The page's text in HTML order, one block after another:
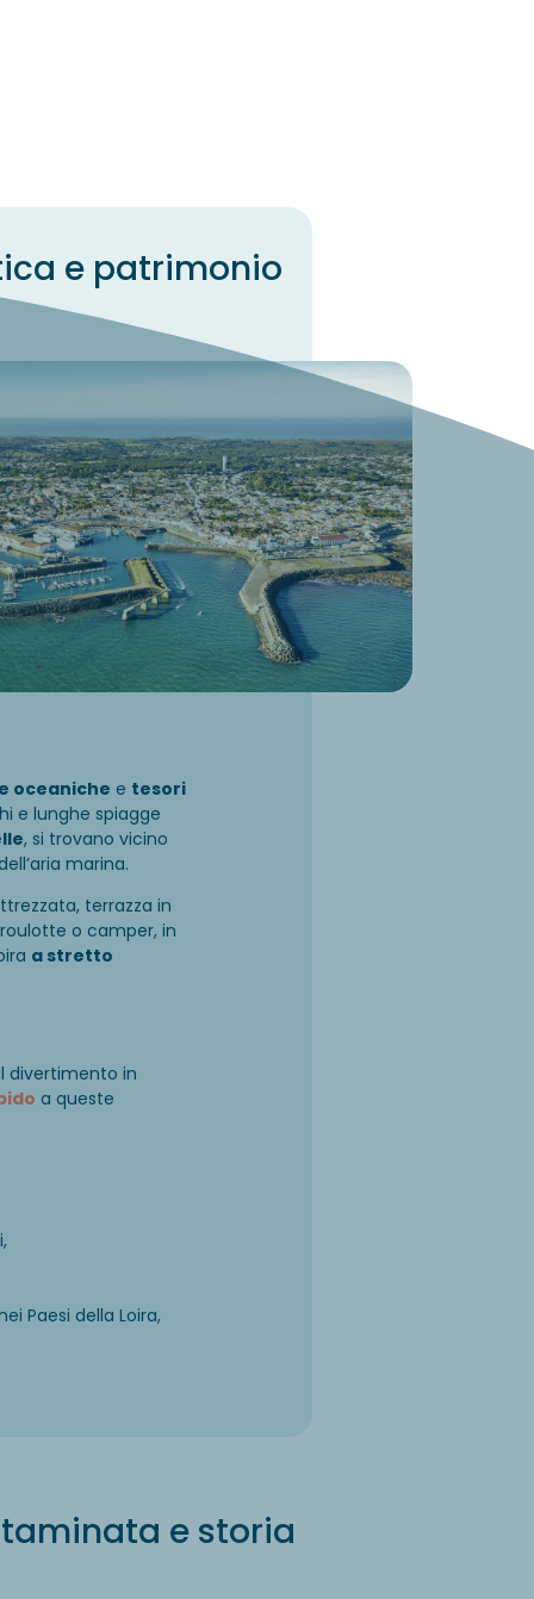
e patrimonio
oceaniche e tesori
e lunghe spiagge
, si trovano vicino
marina.
terrazza in
o camper, in
a stretto
divertimento in
a queste
Paesi della Loira,
e storia